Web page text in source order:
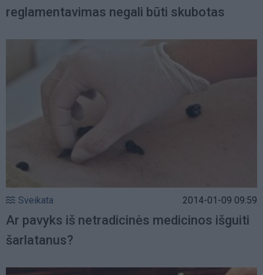
reglamentavimas negali būti skubotas
Sveikata 2014-01-09 09:59
Ar pavyks iš netradicinės medicinos išguiti
šarlatanus?